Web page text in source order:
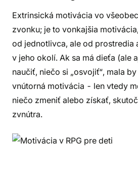
Extrinsická motivácia vo
zvonku; je to vonkajšia
od jednotlivca, ale od prostredia
v jeho okolí. Ak sa má dieťa (ale
naučiť, niečo si „osvojiť“, mala
vnútorná motivácia - len vtedy
niečo zmeniť alebo získať,
zvnútra.